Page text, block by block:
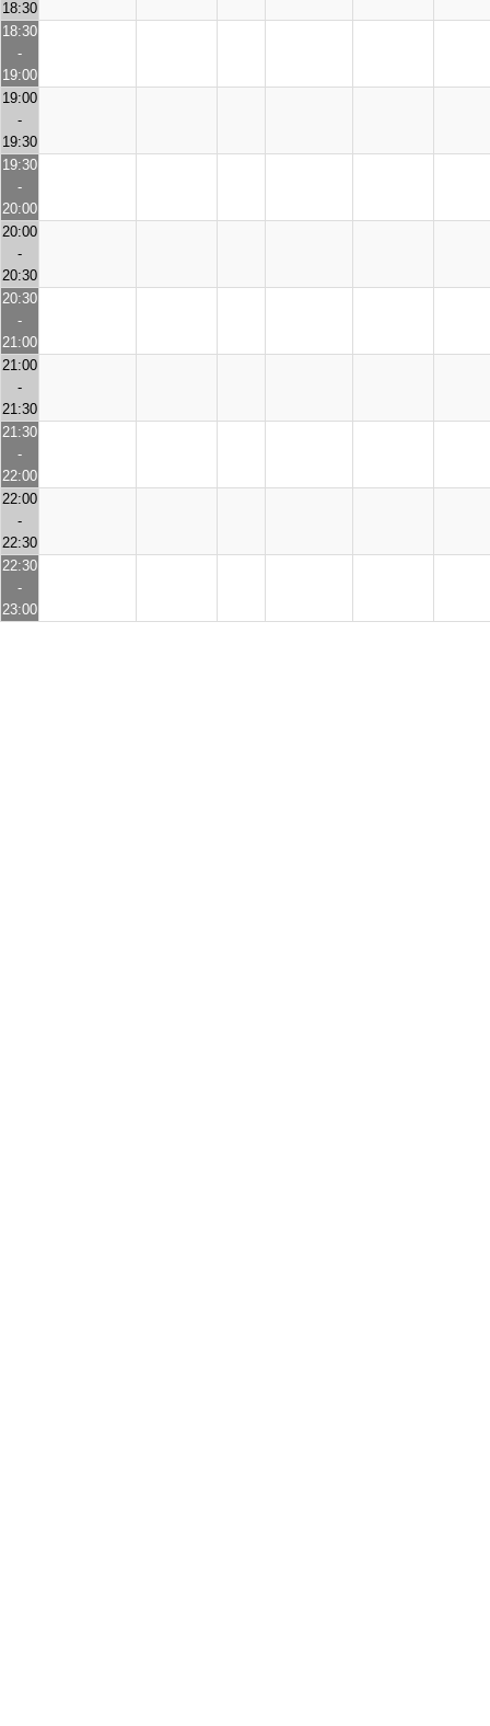
18:30
18:30
-
19:00
19:00
-
19:30
19:30
-
20:00
20:00
-
20:30
20:30
-
21:00
21:00
-
21:30
21:30
-
22:00
22:00
-
22:30
22:30
-
23:00